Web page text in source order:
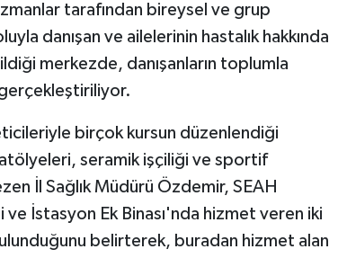
tarafından bireysel ve grup
danışan ve ailelerinin hastalık hakkında
merkezde, danışanların toplumla
gerçekleştiriliyor.
birçok kursun düzenlendiği
seramik işçiliği ve sportif
İl Sağlık Müdürü Özdemir, SEAH
ve İstasyon Ek Binası'nda hizmet veren iki
belirterek, buradan hizmet alan